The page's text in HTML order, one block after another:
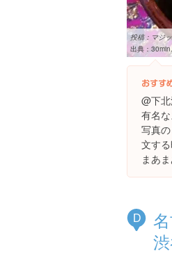
投稿：マジ
出典：
@下北
有名な
写真
文す
まあ
D